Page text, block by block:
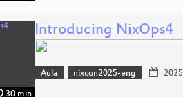
30 min
Introducing NixOps4
Aula nixcon2025-eng